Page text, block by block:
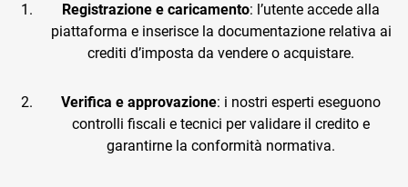
Registrazione e caricamento: l’utente accede alla
piattaforma e inserisce la documentazione relativa ai
crediti d’imposta da vendere o acquistare.
Verifica e approvazione: i nostri esperti eseguono
controlli fiscali e tecnici per validare il credito e
garantirne la conformità normativa.